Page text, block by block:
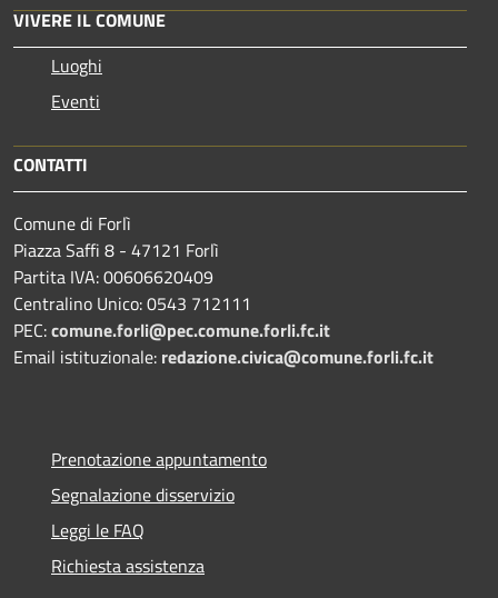
VIVERE IL COMUNE
Luoghi
Eventi
CONTATTI
Comune di Forlì
Piazza Saffi 8 - 47121 Forlì
Partita IVA: 00606620409
Centralino Unico: 0543 712111
PEC:comune.forli@pec.comune.forli.fc.it
Email istituzionale: redazione.civica@comune.forli.fc.it
Prenotazione appuntamento
Segnalazione disservizio
Leggi le FAQ
Richiesta assistenza